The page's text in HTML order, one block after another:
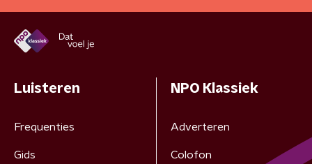
Luisteren
Frequenties
Gids
NPO Klassiek
Adverteren
Colofon